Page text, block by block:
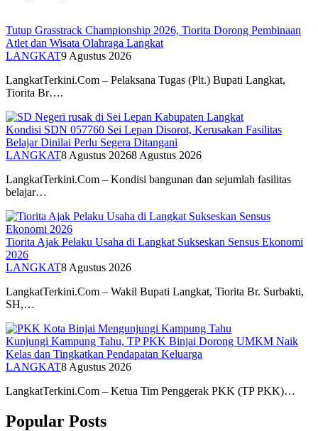
Tutup Grasstrack Championship 2026, Tiorita Dorong Pembinaan
Atlet dan Wisata Olahraga Langkat
LANGKAT9 Agustus 2026
LangkatTerkini.Com – Pelaksana Tugas (Plt.) Bupati Langkat,
Tiorita Br….
Kondisi SDN 057760 Sei Lepan Disorot, Kerusakan Fasilitas
Belajar Dinilai Perlu Segera Ditangani
LANGKAT8 Agustus 20268 Agustus 2026
LangkatTerkini.Com – Kondisi bangunan dan sejumlah fasilitas
belajar…
Tiorita Ajak Pelaku Usaha di Langkat Sukseskan Sensus Ekonomi
2026
LANGKAT8 Agustus 2026
LangkatTerkini.Com – Wakil Bupati Langkat, Tiorita Br. Surbakti,
SH,…
Kunjungi Kampung Tahu, TP PKK Binjai Dorong UMKM Naik
Kelas dan Tingkatkan Pendapatan Keluarga
LANGKAT8 Agustus 2026
LangkatTerkini.Com – Ketua Tim Penggerak PKK (TP PKK)…
Popular Posts